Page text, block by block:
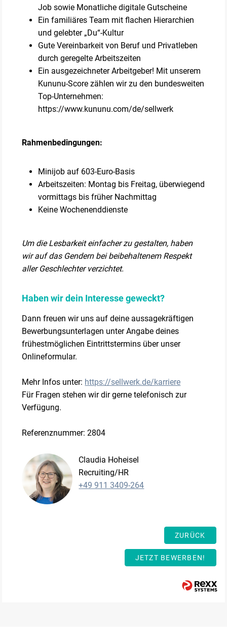
Job sowie Monatliche digitale Gutscheine
Ein familiäres Team mit flachen Hierarchien
und gelebter „Du“-Kultur
Gute Vereinbarkeit von Beruf und Privatleben
durch geregelte Arbeitszeiten
Ein ausgezeichneter Arbeitgeber! Mit unserem
Kununu-Score zählen wir zu den bundesweiten
Top-Unternehmen:
https://www.kununu.com/de/sellwerk
Rahmenbedingungen:
Minijob auf 603-Euro-Basis
Arbeitszeiten: Montag bis Freitag, überwiegend
vormittags bis früher Nachmittag
Keine Wochenenddienste
Um die Lesbarkeit einfacher zu gestalten, haben
wir auf das Gendern bei beibehaltenem Respekt
aller Geschlechter verzichtet.
Haben wir dein Interesse geweckt?
Dann freuen wir uns auf deine aussagekräftigen
Bewerbungsunterlagen unter Angabe deines
frühestmöglichen Eintrittstermins über unser
Onlineformular.
Mehr Infos unter: https://sellwerk.de/karriere
Für Fragen stehen wir dir gerne telefonisch zur
Verfügung.
Referenznummer: 2804
Claudia Hoheisel
Recruiting/HR
+49 911 3409-264
ZURÜCK
JETZT BEWERBEN!